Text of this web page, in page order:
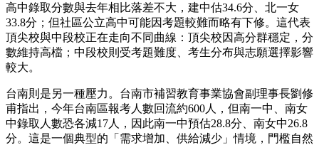
高中錄取分數與去年相比落差不大，建中估34.6分、北一女
33.8分；但社區公立高中可能因考題較難而略有下修。這代表
頂尖校與中段校正在走向不同曲線：頂尖校因高分群穩定，分
數維持高檔；中段校則受考題難度、考生分布與志願選擇影響
較大。
台南則是另一種壓力。台南市補習教育事業協會副理事長劉修
甫指出，今年台南區報考人數回流約600人，但南一中、南女
中錄取人數恐各減17人，因此南一中預估28.8分、南女中26.8
分。這是一個典型的「需求增加、供給減少」情境，門檻自然